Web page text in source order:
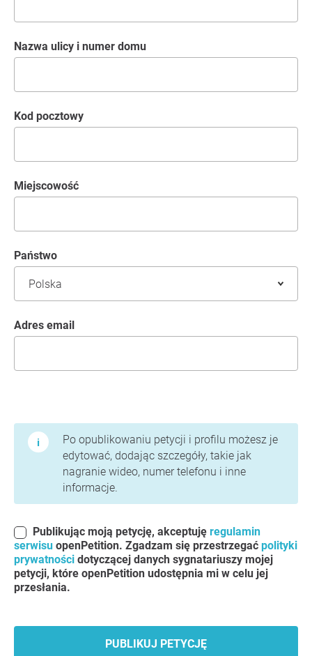
Nazwa ulicy i numer domu
kod pocztowy
Miejscowość
Państwo
Adres email
Po opublikowaniu petycji i profilu możesz je
edytować, dodając szczegóły, takie jak
nagranie wideo, numer telefonu i inne
informacje.
Publikując moją petycję, akceptuję regulamin
serwisu openPetition. Zgadzam się przestrzegać polityki
prywatności dotyczącej danych sygnatariuszy mojej
petycji, które openPetition udostępnia mi w celu jej
przesłania.
PUBLIKUJ PETYCJĘ